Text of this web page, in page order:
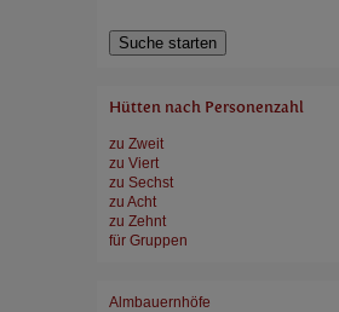
Suche starten
Hütten nach Personenzahl
zu Zweit
zu Viert
zu Sechst
zu Acht
zu Zehnt
für Gruppen
Almbauernhöfe